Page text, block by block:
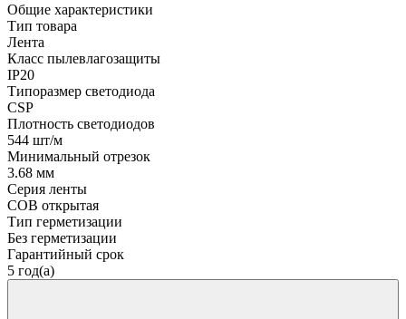
Общие характеристики
Тип товара
Лента
Класс пылевлагозащиты
IP20
Типоразмер светодиода
CSP
Плотность светодиодов
544 шт/м
Минимальный отрезок
3.68 мм
Серия ленты
COB открытая
Тип герметизации
Без герметизации
Гарантийный срок
5 год(а)